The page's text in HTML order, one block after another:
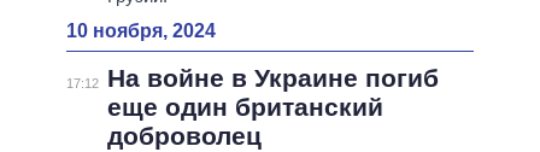
10 ноября, 2024
17:12
На войне в Украине погиб
еще один британский
доброволец